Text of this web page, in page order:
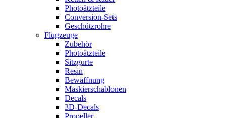
Photoätzteile
Conversion-Sets
Geschützrohre
Flugzeuge
Zubehör
Photoätzteile
Sitzgurte
Resin
Bewaffnung
Maskierschablonen
Decals
3D-Decals
Propeller